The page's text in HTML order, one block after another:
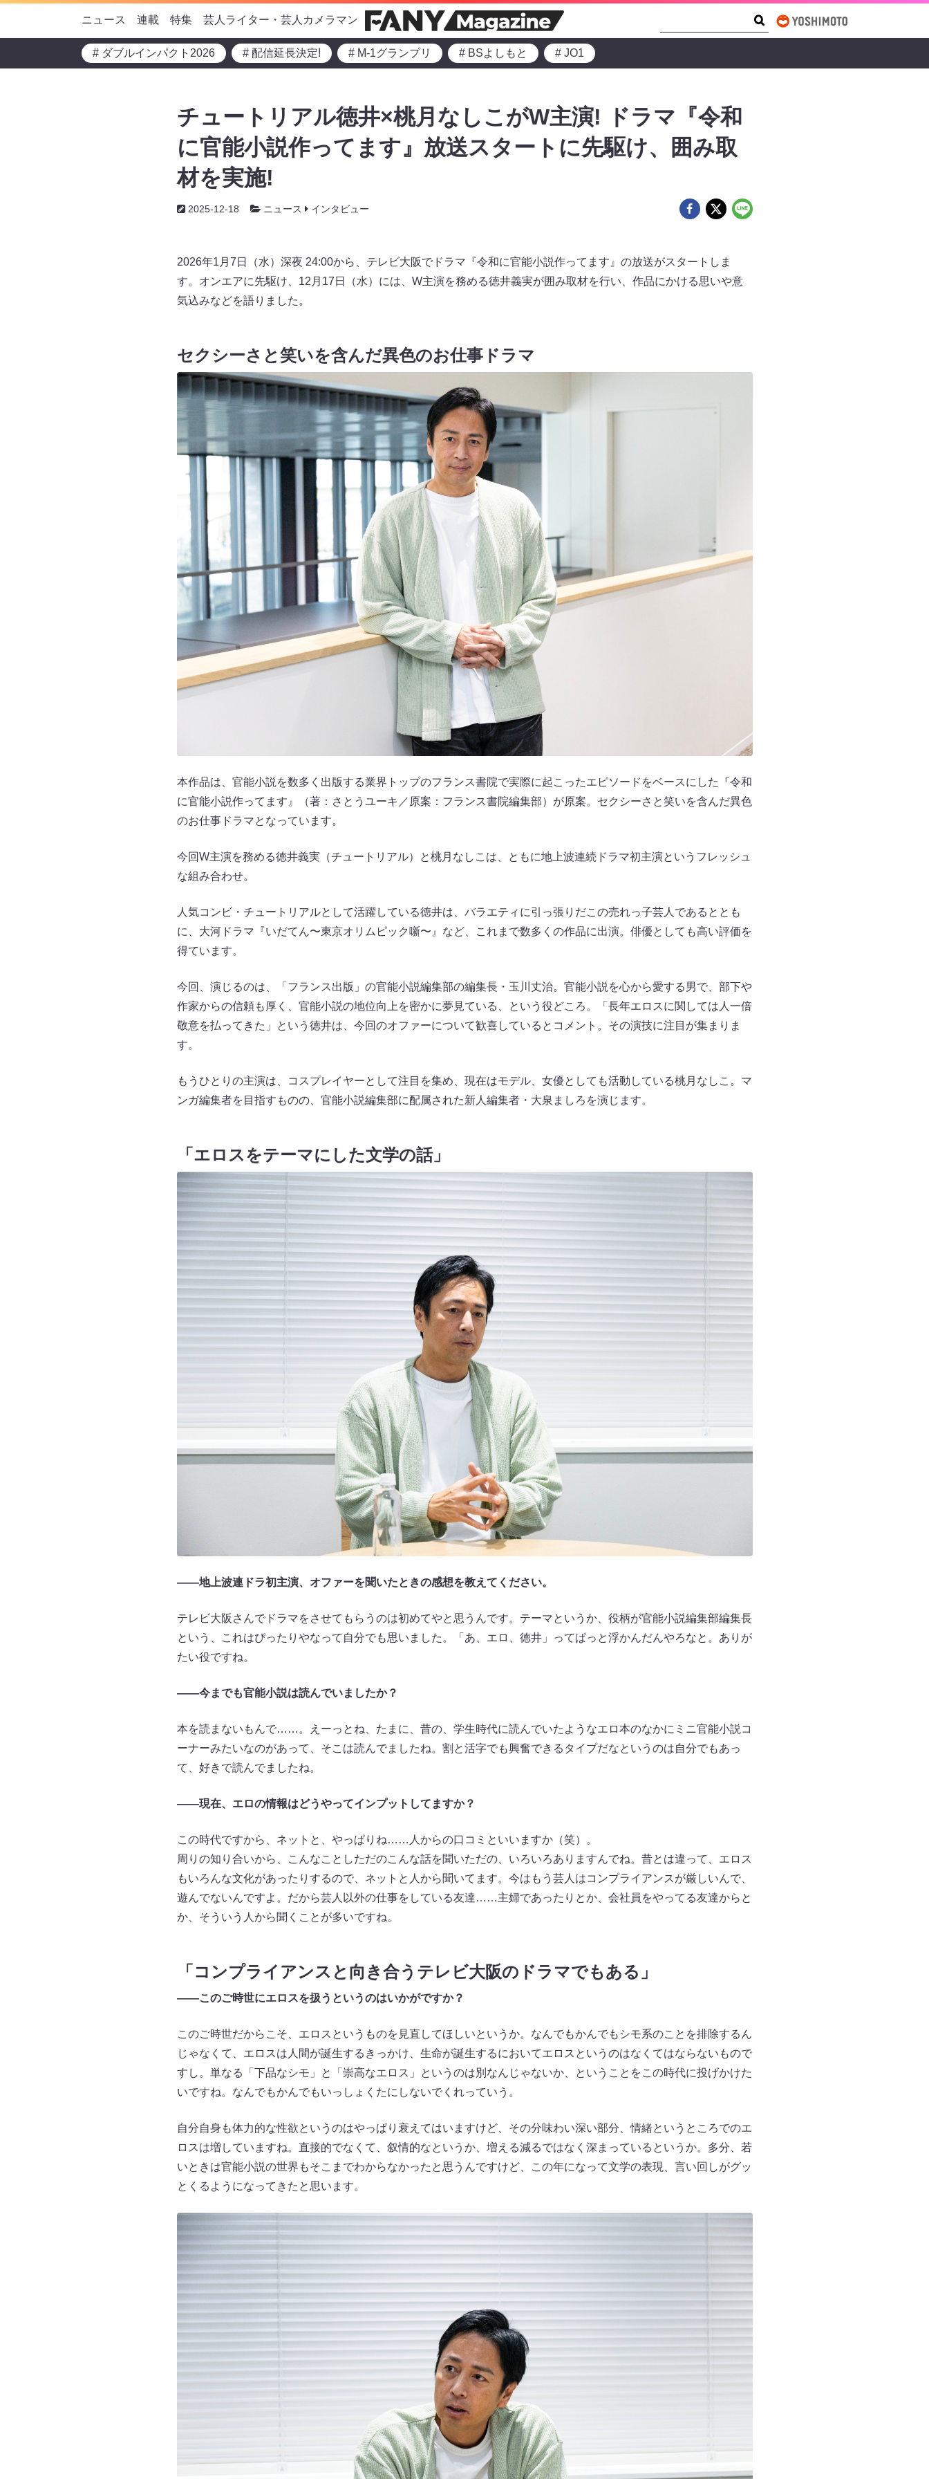
ニュース 連載 特集 芸人ライター・芸人カメラマン
# ダブルインパクト2026 # 配信延長決定! # M-1グランプリ # BSよしもと # JO1
チュートリアル徳井×桃月なしこがW主演! ドラマ『令和
に官能小説作ってます』放送スタートに先駆け、囲み取
材を実施!
2025-12-18 ニュース インタビュー
2026年1月7日（水）深夜 24:00から、テレビ大阪でドラマ『令和に官能小説作ってます』の放送がスタートしま
す。オンエアに先駆け、12月17日（水）には、W主演を務める徳井義実が囲み取材を行い、作品にかける思いや意
気込みなどを語りました。
セクシーさと笑いを含んだ異色のお仕事ドラマ
本作品は、官能小説を数多く出版する業界トップのフランス書院で実際に起こったエピソードをベースにした『令和
に官能小説作ってます』（著：さとうユーキ／原案：フランス書院編集部）が原案。セクシーさと笑いを含んだ異色
のお仕事ドラマとなっています。
今回W主演を務める徳井義実（チュートリアル）と桃月なしこは、ともに地上波連続ドラマ初主演というフレッシュ
な組み合わせ。
人気コンビ・チュートリアルとして活躍している徳井は、バラエティに引っ張りだこの売れっ子芸人であるととも
に、大河ドラマ『いだてん〜東京オリムピック噺〜』など、これまで数多くの作品に出演。俳優としても高い評価を
得ています。
今回、演じるのは、「フランス出版」の官能小説編集部の編集長・玉川丈治。官能小説を心から愛する男で、部下や
作家からの信頼も厚く、官能小説の地位向上を密かに夢見ている、という役どころ。「長年エロスに関しては人一倍
敬意を払ってきた」という徳井は、今回のオファーについて歓喜しているとコメント。その演技に注目が集まりま
す。
もうひとりの主演は、コスプレイヤーとして注目を集め、現在はモデル、女優としても活動している桃月なしこ。マ
ンガ編集者を目指すものの、官能小説編集部に配属された新人編集者・大泉ましろを演じます。
「エロスをテーマにした文学の話」
――地上波連ドラ初主演、オファーを聞いたときの感想を教えてください。
テレビ大阪さんでドラマをさせてもらうのは初めてやと思うんです。テーマというか、役柄が官能小説編集部編集長
という、これはぴったりやなって自分でも思いました。「あ、エロ、徳井」ってぱっと浮かんだんやろなと。ありが
たい役ですね。
――今までも官能小説は読んでいましたか？
本を読まないもんで……。えーっとね、たまに、昔の、学生時代に読んでいたようなエロ本のなかにミニ官能小説コ
ーナーみたいなのがあって、そこは読んでましたね。割と活字でも興奮できるタイプだなというのは自分でもあっ
て、好きで読んでましたね。
――現在、エロの情報はどうやってインプットしてますか？
この時代ですから、ネットと、やっぱりね……人からの口コミといいますか（笑）。
周りの知り合いから、こんなことしただのこんな話を聞いただの、いろいろありますんでね。昔とは違って、エロス
もいろんな文化があったりするので、ネットと人から聞いてます。今はもう芸人はコンプライアンスが厳しいんで、
遊んでないんですよ。だから芸人以外の仕事をしている友達……主婦であったりとか、会社員をやってる友達からと
か、そういう人から聞くことが多いですね。
「コンプライアンスと向き合うテレビ大阪のドラマでもある」
――このご時世にエロスを扱うというのはいかがですか？
このご時世だからこそ、エロスというものを見直してほしいというか。なんでもかんでもシモ系のことを排除するん
じゃなくて、エロスは人間が誕生するきっかけ、生命が誕生するにおいてエロスというのはなくてはならないもので
すし。単なる「下品なシモ」と「崇高なエロス」というのは別なんじゃないか、ということをこの時代に投げかけた
いですね。なんでもかんでもいっしょくたにしないでくれっていう。
自分自身も体力的な性欲というのはやっぱり衰えてはいますけど、その分味わい深い部分、情緒というところでのエ
ロスは増していますね。直接的でなくて、叙情的なというか、増える減るではなく深まっているというか。多分、若
いときは官能小説の世界もそこまでわからなかったと思うんですけど、この年になって文学の表現、言い回しがグッ
とくるようになってきたと思います。